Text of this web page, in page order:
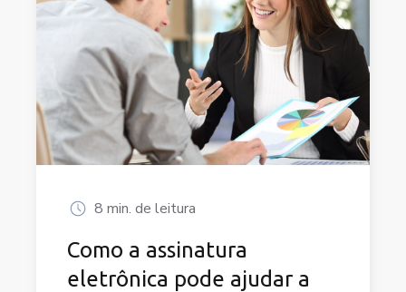
8 min. de leitura
Como a assinatura
eletrônica pode ajudar a